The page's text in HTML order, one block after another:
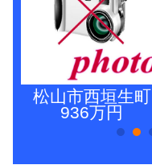
松山市西垣生町
936万円